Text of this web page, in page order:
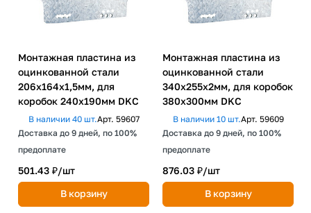
Монтажная пластина из
оцинкованной стали
206х164х1,5мм, для
коробок 240х190мм DKC
В наличии 40 шт.Арт. 59607
Доставка до 9 дней, по 100%
предоплате
501.43 ₽/шт
В корзину
Монтажная пластина из
оцинкованной стали
340х255х2мм, для коробок
380х300мм DKC
В наличии 10 шт.Арт. 59609
Доставка до 9 дней, по 100%
предоплате
876.03 ₽/шт
В корзину